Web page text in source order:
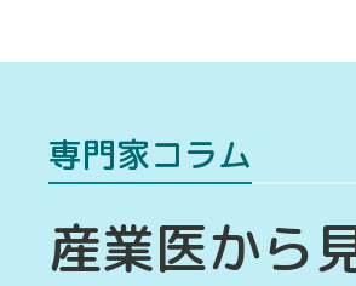
専門家コラム
産業医から